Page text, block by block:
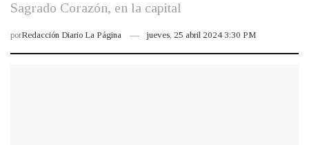
Sagrado Corazón, en la capital
porRedacción Diario La Página jueves, 25 abril 2024 3:30 PM